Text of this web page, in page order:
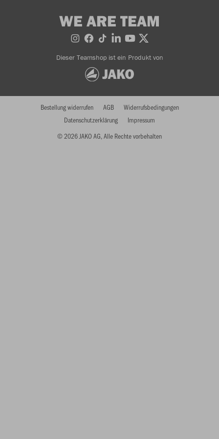
WE ARE TEAM
Dieser Teamshop ist ein Produkt von
© 2026 JAKO AG, Alle Rechte vorbehalten
Bestellung widerrufen AGB
Widerrufsbedingungen
Datenschutzerklärung
Impressum